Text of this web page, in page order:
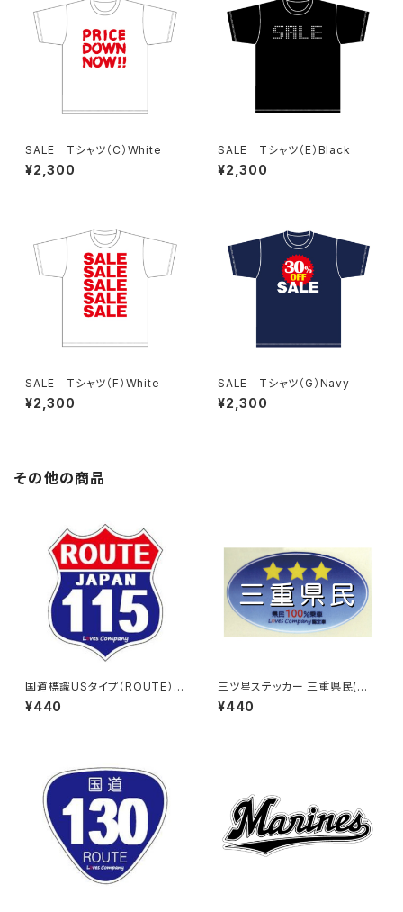
SALE Tシャツ（C）White
¥2,300
SALE Tシャツ（E）Black
¥2,300
SALE Tシャツ（F）White
¥2,300
SALE Tシャツ（G）Navy
¥2,300
その他の商品
国道標識USタイプ（ROUTE）ス
テッカー 115号線
¥440
三ツ星ステッカー 三重県民(ブ
ルー)
¥440